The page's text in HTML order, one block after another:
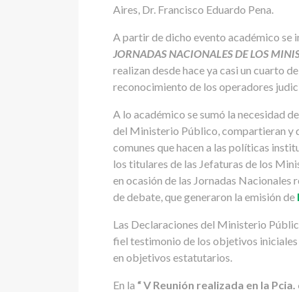
Aires, Dr. Francisco Eduardo Pena.
A partir de dicho evento académico se
JORNADAS NACIONALES DE LOS
realizan desde hace ya casi un cuarto
reconocimiento de los operadores
A lo académico se sumó la necesidad
del Ministerio Público, compartieran y
comunes que hacen a las políticas
los titulares de las Jefaturas de los
en ocasión de las Jornadas Nacionales
de debate, que generaron la emisión de
Las Declaraciones del Ministerio
fiel testimonio de los objetivos
en objetivos estatutarios.
En la “ V Reunión realizada en la Pcia.